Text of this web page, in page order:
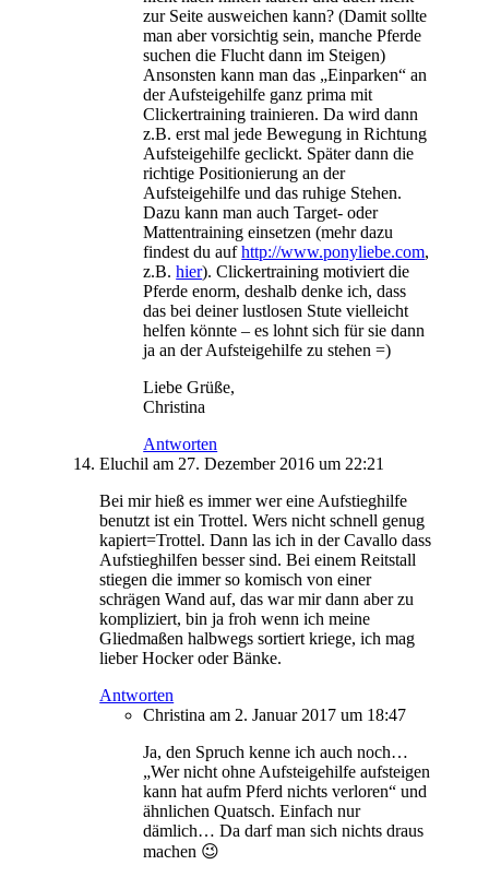
zur Seite ausweichen kann? (Damit sollte
man aber vorsichtig sein, manche Pferde
suchen die Flucht dann im Steigen)
Ansonsten kann man das „Einparken“ an
der Aufsteigehilfe ganz prima mit
Clickertraining trainieren. Da wird dann
z.B. erst mal jede Bewegung in Richtung
Aufsteigehilfe geclickt. Später dann die
richtige Positionierung an der
Aufsteigehilfe und das ruhige Stehen.
Dazu kann man auch Target- oder
Mattentraining einsetzen (mehr dazu
findest du aufhttp://www.ponyliebe.com,
z.B.hier). Clickertraining motiviert die
Pferde enorm, deshalb denke ich, dass
das bei deiner lustlosen Stute vielleicht
helfen könnte – es lohnt sich für sie dann
ja an der Aufsteigehilfe zu stehen =)
Liebe Grüße,
Christina
Antworten
Eluchil am 27. Dezember 2016 um 22:21
Bei mir hieß es immer wer eine Aufstieghilfe
benutzt ist ein Trottel. Wers nicht schnell genug
kapiert=Trottel. Dann las ich in der Cavallo dass
Aufstieghilfen besser sind. Bei einem Reitstall
stiegen die immer so komisch von einer
schrägen Wand auf, das war mir dann aber zu
kompliziert, bin ja froh wenn ich meine
Gliedmaßen halbwegs sortiert kriege, ich mag
lieber Hocker oder Bänke.
Antworten
Christina am 2. Januar 2017 um 18:47
Ja, den Spruch kenne ich auch noch…
„Wer nicht ohne Aufsteigehilfe aufsteigen
kann hat aufm Pferd nichts verloren“ und
ähnlichen Quatsch. Einfach nur
dämlich… Da darf man sich nichts draus
machen 😉